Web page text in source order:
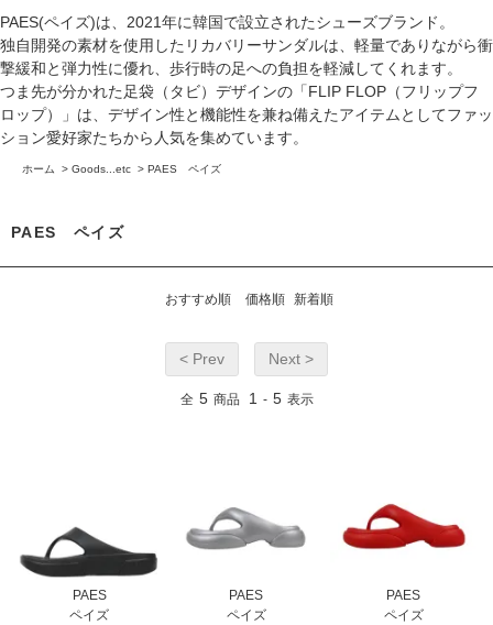
PAES(ペイズ)は、2021年に韓国で設立されたシューズブランド。
独自開発の素材を使用したリカバリーサンダルは、軽量でありながら衝
撃緩和と弾力性に優れ、歩行時の足への負担を軽減してくれます。
つま先が分かれた足袋（タビ）デザインの「FLIP FLOP（フリップフ
ロップ）」は、デザイン性と機能性を兼ね備えたアイテムとしてファッ
ション愛好家たちから人気を集めています。
ホーム > Goods...etc > PAES ペイズ
PAES ペイズ
おすすめ順 価格順 新着順
< Prev Next >
全 5 商品 1 - 5 表示
PAES
ペイズ
PAES
ペイズ
PAES
ペイズ